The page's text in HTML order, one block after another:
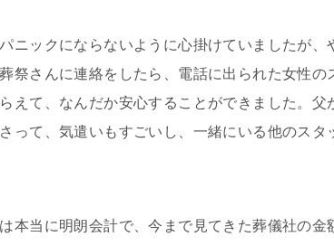
ニックにならないように心掛けていましたが、
祭さんに連絡をしたら、電話に出られた女性
えて、なんだか安心することができました。父
って、気遣いもすごいし、一緒にいる他のスタ
本当に明朗会計で、今まで見てきた葬儀社の